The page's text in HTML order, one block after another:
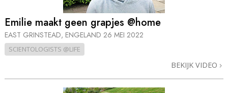
Emilie maakt geen grapjes @home
EAST GRINSTEAD, ENGELAND 26 MEI 2022
SCIENTOLOGISTS @LIFE
BEKIJK VIDEO